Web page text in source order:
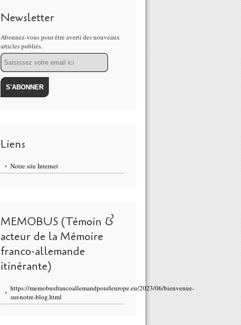
Newsletter
Abonnez-vous pour être averti des nouveaux
articles publiés.
Email
Liens
Notre site Internet
MEMOBUS (Témoin &
acteur de la Mémoire
franco-allemande
itinérante)
https://memobusfrancoallemandpourleurope.eu/2023/06/bienvenue-
sur-notre-blog.html